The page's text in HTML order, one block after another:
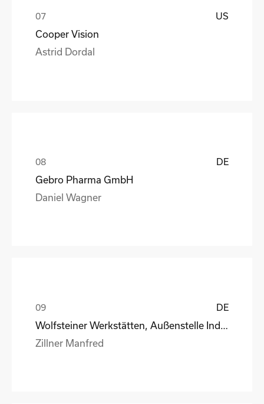
US
Cooper Vision
Astrid Dordal
DE
Gebro Pharma GmbH
Daniel Wagner
DE
Zillner Manfred